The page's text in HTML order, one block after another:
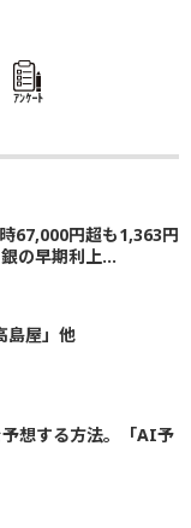
ｱﾝｹｰﾄ
67,000円超も1,363円
の早期利上...
島屋」他
想する方法。「AI予